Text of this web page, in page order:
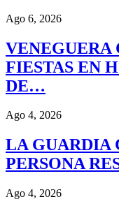
Ago 6, 2026
VENEGUERA
FIESTAS EN
DE…
Ago 4, 2026
LA GUARDIA
PERSONA
Ago 4, 2026